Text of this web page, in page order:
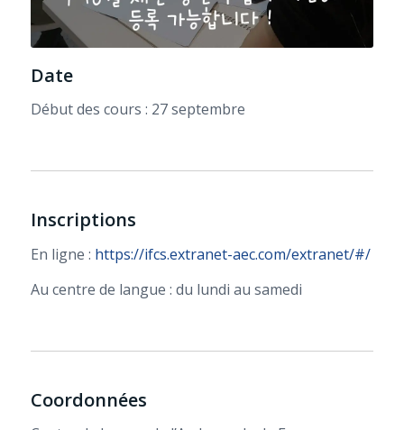
Date
Début des cours : 27 septembre
Inscriptions
En ligne : https://ifcs.extranet-aec.com/extranet/#/
Au centre de langue : du lundi au samedi
Coordonnées